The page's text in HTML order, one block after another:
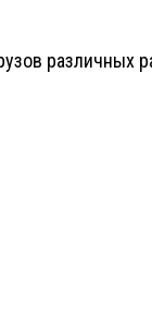
различных